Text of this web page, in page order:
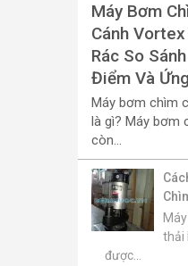
Máy Bơm
Cánh
Rác So
Điểm Và
Máy bơm chìm
là gì? Máy bơm
còn...
Lưu
thải
được...